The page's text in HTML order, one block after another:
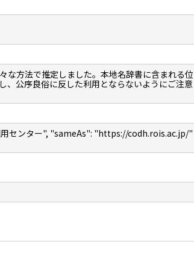
な方法で推定しました。本地名辞書に含まれる位
、公序良俗に反した利用とならないようにご注意
センター", "sameAs": "https://codh.rois.ac.jp/"